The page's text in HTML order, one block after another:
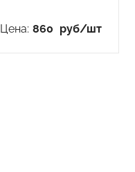
Цена: 860 руб/шт